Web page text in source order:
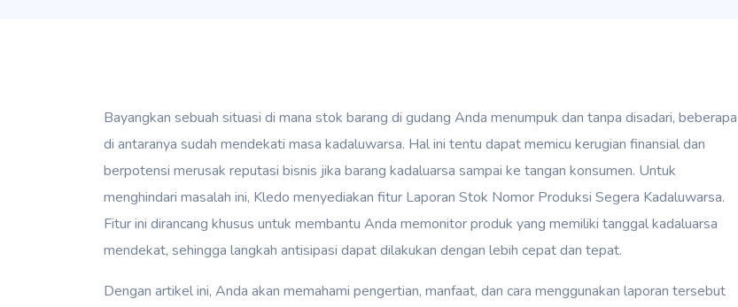
Bayangkan sebuah situasi di mana stok barang di gudang Anda menumpuk dan tanpa disadari, beberapa
di antaranya sudah mendekati masa kadaluwarsa. Hal ini tentu dapat memicu kerugian finansial dan
berpotensi merusak reputasi bisnis jika barang kadaluarsa sampai ke tangan konsumen. Untuk
menghindari masalah ini, Kledo menyediakan fitur Laporan Stok Nomor Produksi Segera Kadaluwarsa.
Fitur ini dirancang khusus untuk membantu Anda memonitor produk yang memiliki tanggal kadaluarsa
mendekat, sehingga langkah antisipasi dapat dilakukan dengan lebih cepat dan tepat.
Dengan artikel ini, Anda akan memahami pengertian, manfaat, dan cara menggunakan laporan tersebut